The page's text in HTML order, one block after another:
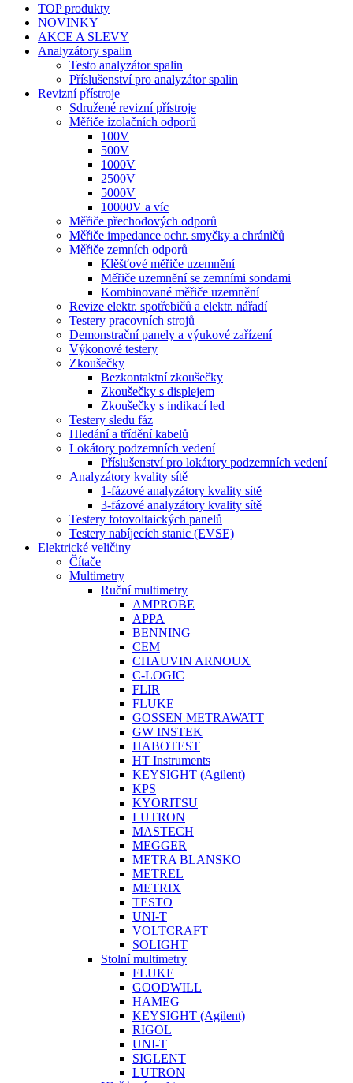
TOP produkty
NOVINKY
AKCE A SLEVY
Analyzátory spalin
Testo analyzátor spalin
Příslušenství pro analyzátor spalin
Revizní přístroje
Sdružené revizní přístroje
Měřiče izolačních odporů
100V
500V
1000V
2500V
5000V
10000V a víc
Měřiče přechodových odporů
Měřiče impedance ochr. smyčky a chráničů
Měřiče zemních odporů
Klěšťové měřiče uzemnění
Měřiče uzemnění se zemními sondami
Kombinované měřiče uzemnění
Revize elektr. spotřebičů a elektr. nářadí
Testery pracovních strojů
Demonstrační panely a výukové zařízení
Výkonové testery
Zkoušečky
Bezkontaktní zkoušečky
Zkoušečky s displejem
Zkoušečky s indikací led
Testery sledu fáz
Hledání a třídění kabelů
Lokátory podzemních vedení
Příslušenství pro lokátory podzemních vedení
Analyzátory kvality sítě
1-fázové analyzátory kvality sítě
3-fázové analyzátory kvality sítě
Testery fotovoltaických panelů
Testery nabíjecích stanic (EVSE)
Elektrické veličiny
Čítače
Multimetry
Ruční multimetry
AMPROBE
APPA
BENNING
CEM
CHAUVIN ARNOUX
C-LOGIC
FLIR
FLUKE
GOSSEN METRAWATT
GW INSTEK
HABOTEST
HT Instruments
KEYSIGHT (Agilent)
KPS
KYORITSU
LUTRON
MASTECH
MEGGER
METRA BLANSKO
METREL
METRIX
TESTO
UNI-T
VOLTCRAFT
SOLIGHT
Stolní multimetry
FLUKE
GOODWILL
HAMEG
KEYSIGHT (Agilent)
RIGOL
UNI-T
SIGLENT
LUTRON